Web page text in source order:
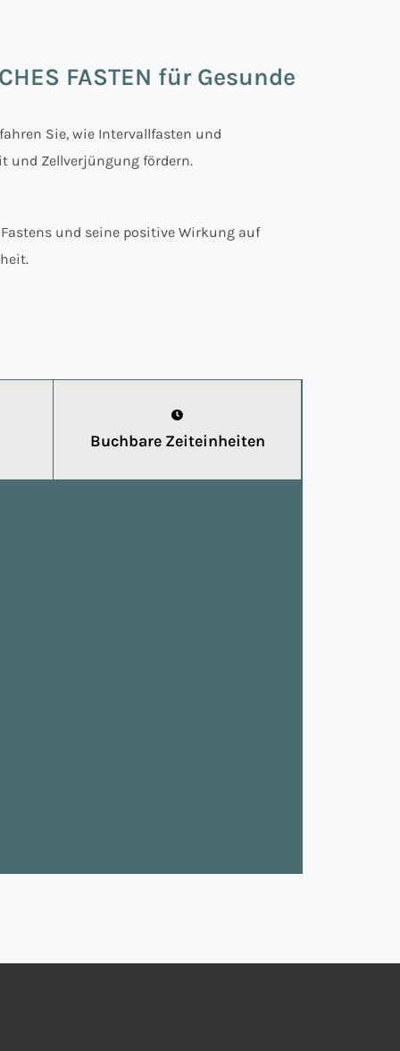
FASTEN für Gesunde
Sie, wie Intervallfasten und
und Zellverjüngung fördern.
und seine positive Wirkung auf
Buchbare Zeiteinheiten